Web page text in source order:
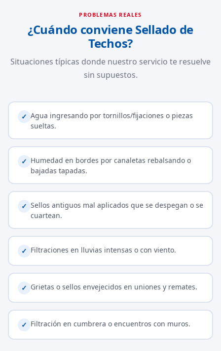
PROBLEMAS REALES
¿Cuándo conviene Sellado de
Techos?
Situaciones típicas donde nuestro servicio te resuelve
sin supuestos.
✓ Agua ingresando por tornillos/fijaciones o piezas
sueltas.
✓ Humedad en bordes por canaletas rebalsando o
bajadas tapadas.
✓ Sellos antiguos mal aplicados que se despegan o se
cuartean.
✓ Filtraciones en lluvias intensas o con viento.
✓ Grietas o sellos envejecidos en uniones y remates.
✓ Filtración en cumbrera o encuentros con muros.